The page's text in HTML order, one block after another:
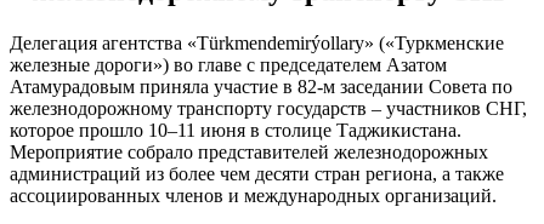
Делегация агентства «Türkmendemirýollary» («Туркменские
железные дороги») во главе с председателем Азатом
Атамурадовым приняла участие в 82-м заседании Совета по
железнодорожному транспорту государств – участников СНГ,
которое прошло 10–11 июня в столице Таджикистана.
Мероприятие собрало представителей железнодорожных
администраций из более чем десяти стран региона, а также
ассоциированных членов и международных организаций.